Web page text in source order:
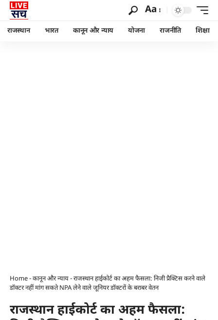
Aa
राजस्थान भारत कानून और न्याय योजना राजनीति शिक्षा
Home-कानून और न्याय-राजस्थान हाईकोर्ट का अहम फैसला: निजी प्रैक्टिस करने वाले
डॉक्टर नहीं मांग सकते NPA लेने वाले जूनियर डॉक्टरों के बराबर वेतन
राजस्थान हाईकोर्ट का अहम फैसला: